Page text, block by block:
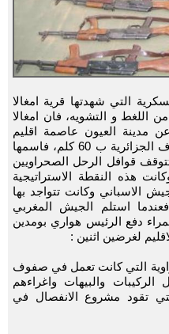
اللغط و التشويه، فان امغالا
مدينة العيون عاصمة اقليم
الصحراء ب220 كلم وعن ولاية تندوف الجزائرية ب 60 كلم، فاسمها
قوافل الرحل الصحراويين
هذه النقطة الاستراتيجية
الاسباني وكانت تتواجد بها
استلم الجيش المغربي
دفع الرئيس هواري بومدين
لغرضين اثنين :
التي كانت تعمل في صفوف
والبيهات واغراءهم
تقود مشروع الانفصال في